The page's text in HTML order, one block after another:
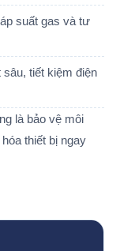
suất gas và tư
tiết kiệm điện
là bảo vệ môi
thiết bị ngay